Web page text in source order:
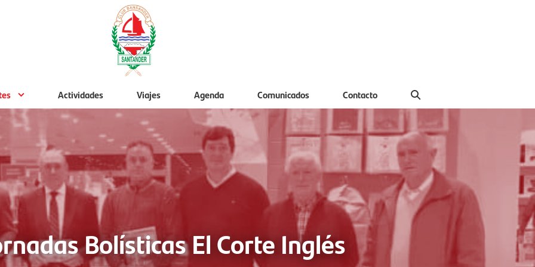
Actividades Viajes Agenda Comunicados Contacto
Bolísticas El Corte Inglés